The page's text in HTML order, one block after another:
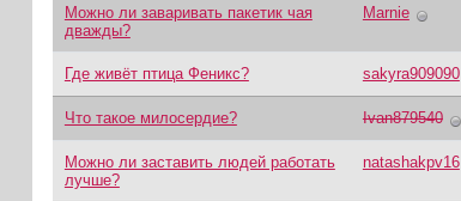
Можно ли заваривать пакетик чая
дважды?
Marnie
Где живёт птица Феникс? sakyra909090
Что такое милосердие? Ivan879540
Можно ли заставить людей работать
лучше?
natashakpv16